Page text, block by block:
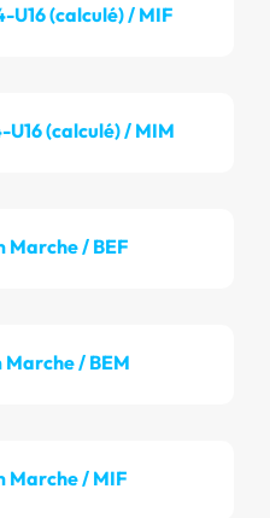
U16 (calculé) / MIF
U16 (calculé) / MIM
Marche / BEF
/ BEM
Marche / MIF